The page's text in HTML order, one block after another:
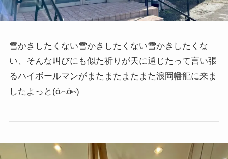
雪かきしたくない雪かきしたくない雪かきしたくな
い、そんな叫びにも似た祈りが天に通じたって言い張
るハイボールマンがまたまたまたまた浪岡幡龍に来ま
したよっと (ὀ⌓ὀ⑅)